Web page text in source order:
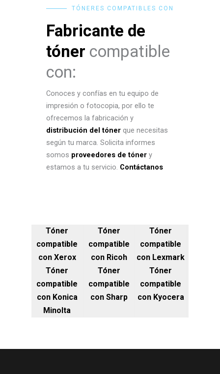
TÓNERES COMPATIBLES CON
Fabricante de
tóner compatible
con:
Conoces y confías en tu equipo de
impresión o fotocopia, por ello te
ofrecemos la fabricación y
distribución del tóner que necesitas
según tu marca. Solicita informes
somos proveedores de tóner y
estamos a tu servicio. Contáctanos
Tóner
compatible
con Xerox
Tóner
compatible
con Ricoh
Tóner
compatible
con Lexmark
Tóner
compatible
con Konica
Minolta
Tóner
compatible
con Sharp
Tóner
compatible
con Kyocera